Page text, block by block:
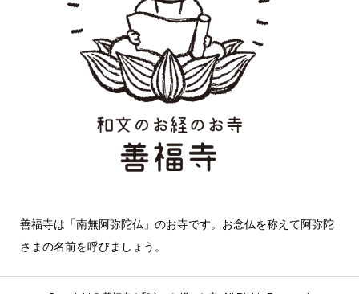
善福寺は「南無阿弥陀仏」のお寺です。お念仏を称えて阿弥陀
さまの名前を呼びましょう。